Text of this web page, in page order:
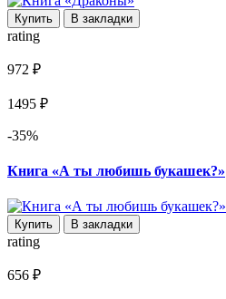
Купить В закладки
rating
972 ₽
1495 ₽
-35%
Книга «А ты любишь букашек?»
Купить В закладки
rating
656 ₽